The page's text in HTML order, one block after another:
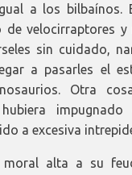
a los bilbaínos.
de velocirraptores y
sin cuidado,
a pasarles el
Otra
a excesiva
moral alta a su